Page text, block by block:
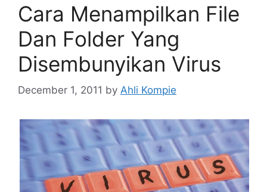
Cara Menampilkan File
Dan Folder Yang
Disembunyikan Virus
December 1, 2011 by Ahli Kompie